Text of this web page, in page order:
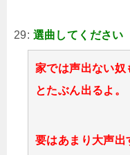
29: 選曲してください
家では声出ない奴
とたぶん出るよ。
要はあまり大声出